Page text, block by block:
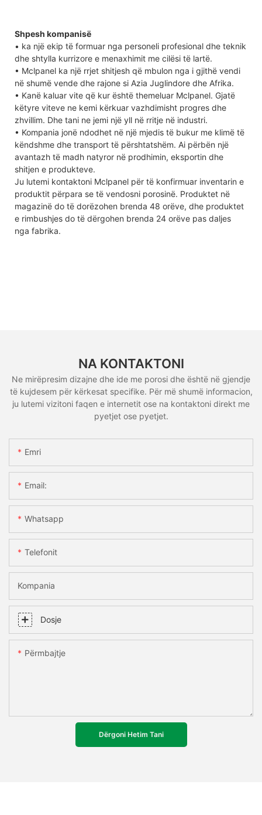
Shpesh kompanisë
• ka një ekip të formuar nga personeli profesional dhe teknik
dhe shtylla kurrizore e menaxhimit me cilësi të lartë.
• Mclpanel ka një rrjet shitjesh që mbulon nga i gjithë vendi
në shumë vende dhe rajone si Azia Juglindore dhe Afrika.
• Kanë kaluar vite që kur është themeluar Mclpanel. Gjatë
këtyre viteve ne kemi kërkuar vazhdimisht progres dhe
zhvillim. Dhe tani ne jemi një yll në rritje në industri.
• Kompania jonë ndodhet në një mjedis të bukur me klimë të
këndshme dhe transport të përshtatshëm. Ai përbën një
avantazh të madh natyror në prodhimin, eksportin dhe
shitjen e produkteve.
Ju lutemi kontaktoni Mclpanel për të konfirmuar inventarin e
produktit përpara se të vendosni porosinë. Produktet në
magazinë do të dorëzohen brenda 48 orëve, dhe produktet
e rimbushjes do të dërgohen brenda 24 orëve pas daljes
nga fabrika.
NA KONTAKTONI
Ne mirëpresim dizajne dhe ide me porosi dhe është në gjendje
të kujdesem për kërkesat specifike. Për më shumë informacion,
ju lutemi vizitoni faqen e internetit ose na kontaktoni direkt me
pyetjet ose pyetjet.
Emri
Email:
Whatsapp
Telefonit
Kompania
Dosje
Përmbajtje
Dërgoni Hetim Tani